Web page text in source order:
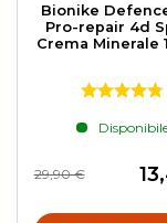
Bionike
Pro-repair 4d
Crema Minerale
29,90 €